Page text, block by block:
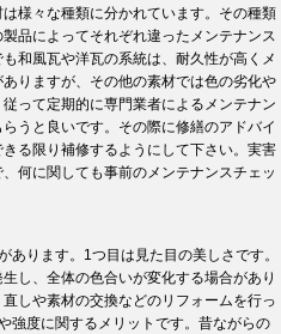
様々な種類に分かれています。その種類
品によってそれぞれ違ったメンテナンス
和風瓦や洋瓦の系統は、耐久性が高くメ
りますが、その他の素材では色の劣化や
って定期的に専門業者によるメンテナン
うと良いです。その際に修繕のアドバイ
る限り補修するようにして下さい。実害
何に関しても事前のメンテナンスチェッ
ります。1つ目は見た目の美しさです。
し、全体の色合いが変化する場合があり
しや素材の交換などのリフォームを行っ
強度に関するメリットです。昔ながらの